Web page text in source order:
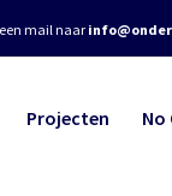
mail naar
Projecten No